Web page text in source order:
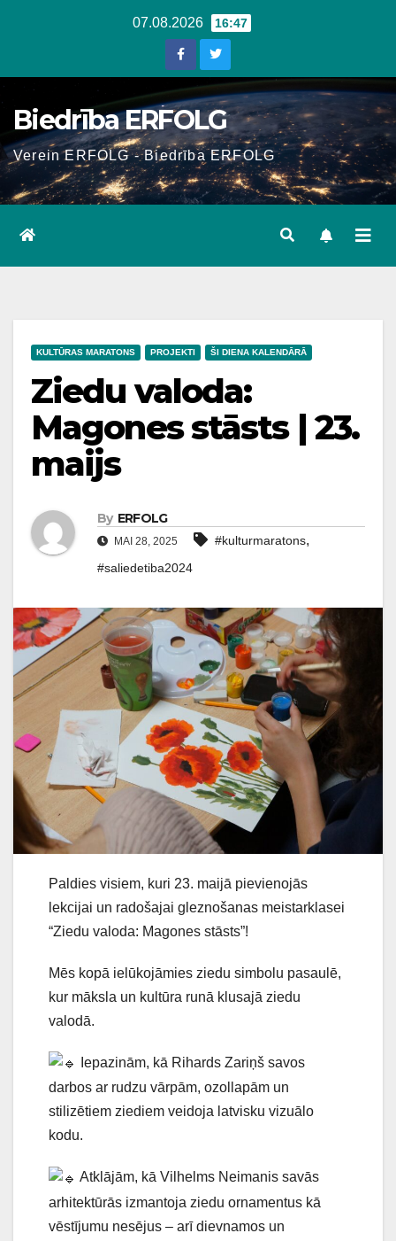
07.08.2026 16:47
Biedrība ERFOLG
Verein ERFOLG - Biedrība ERFOLG
KULTŪRAS MARATONS PROJEKTI ŠI DIENA KALENDĀRĀ
Ziedu valoda:
Magones stāsts | 23.
maijs
By ERFOLG
MAI 28, 2025 #kulturmaratons,
#saliedetiba2024
Paldies visiem, kuri 23. maijā pievienojās
lekcijai un radošajai gleznošanas meistarklasei
“Ziedu valoda: Magones stāsts”!
Mēs kopā ielūkojāmies ziedu simbolu pasaulē,
kur māksla un kultūra runā klusajā ziedu
valodā.
Iepazinām, kā Rihards Zariņš savos
darbos ar rudzu vārpām, ozollapām un
stilizētiem ziediem veidoja latvisku vizuālo
kodu.
Atklājām, kā Vilhelms Neimanis savās
arhitektūrās izmantoja ziedu ornamentus kā
vēstījumu nesējus – arī dievnamos un